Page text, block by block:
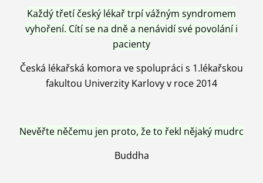
Každý třetí český lékař trpí vážným syndromem
vyhoření. Cítí se na dně a nenávidí své povolání i
pacienty
Česká lékařská komora ve spolupráci s 1.lékařskou
fakultou Univerzity Karlovy v roce 2014
Nevěřte něčemu jen proto, že to řekl nějaký mudrc
Buddha